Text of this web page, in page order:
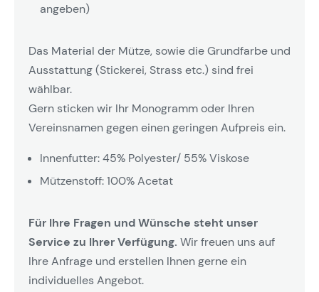
angeben)
Das Material der Mütze, sowie die Grundfarbe und
Ausstattung (Stickerei, Strass etc.) sind frei
wählbar.
Gern sticken wir Ihr Monogramm oder Ihren
Vereinsnamen gegen einen geringen Aufpreis ein.
Innenfutter: 45% Polyester/ 55% Viskose
Mützenstoff: 100% Acetat
Für Ihre Fragen und Wünsche steht unser
Service zu Ihrer Verfügung. Wir freuen uns auf
Ihre Anfrage und erstellen Ihnen gerne ein
individuelles Angebot.